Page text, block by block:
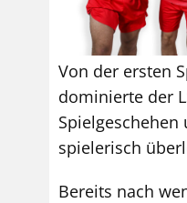
Von der ersten
dominierte der
spielerisch
Bereits nach